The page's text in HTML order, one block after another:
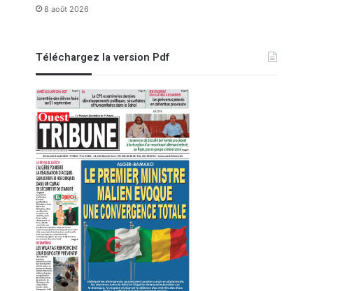
8 août 2026
Téléchargez la version Pdf